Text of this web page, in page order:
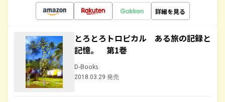
詳細を見る
とろとろトロピカル ある旅の記録と
記憶。 第1巻
D-Books
2018.03.29 発売